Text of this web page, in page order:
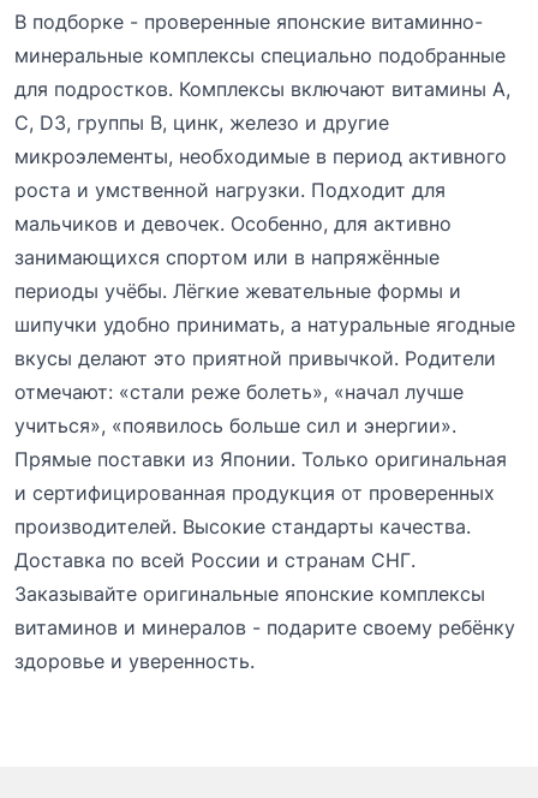
В подборке - проверенные японские витаминно-
минеральные комплексы специально подобранные
для подростков. Комплексы включают витамины A,
C, D3, группы B, цинк, железо и другие
микроэлементы, необходимые в период активного
роста и умственной нагрузки. Подходит для
мальчиков и девочек. Особенно, для активно
занимающихся спортом или в напряжённые
периоды учёбы. Лёгкие жевательные формы и
шипучки удобно принимать, а натуральные ягодные
вкусы делают это приятной привычкой. Родители
отмечают: «стали реже болеть», «начал лучше
учиться», «появилось больше сил и энергии».
Прямые поставки из Японии. Только оригинальная
и сертифицированная продукция от проверенных
производителей. Высокие стандарты качества.
Доставка по всей России и странам СНГ.
Заказывайте оригинальные японские комплексы
витаминов и минералов - подарите своему ребёнку
здоровье и уверенность.